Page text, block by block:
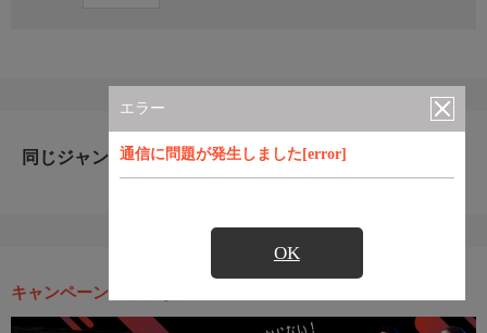
エラー
通信に問題が発生しました[error]
OK
同じジャンルのおすすめ番組
キャンペーン・お得な情報